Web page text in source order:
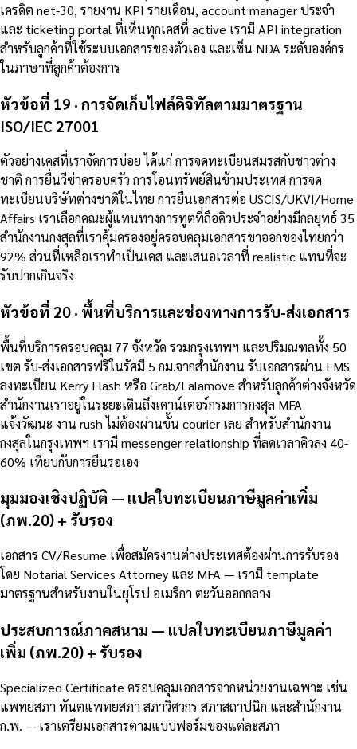
เครดิต net-30, รายงาน KPI รายเดือน, account manager ประจำ
และ ticketing portal ที่เห็นทุกเคสที่ active เรามี API integration
สำหรับลูกค้าที่ใช้ระบบเอกสารของตัวเอง และเซ็น NDA ระดับองค์กร
ในภาษาที่ลูกค้าต้องการ
หัวข้อที่ 19 · การจัดเก็บไฟล์ดิจิทัลตามมาตรฐาน
ISO/IEC 27001
ตัวอย่างเคสที่เราจัดการบ่อย ได้แก่ การจดทะเบียนสมรสกับชาวต่าง
ชาติ การยื่นวีซ่าครอบครัว การโอนทรัพย์สินข้ามประเทศ การจด
ทะเบียนบริษัทต่างชาติในไทย การยื่นเอกสารต่อ USCIS/UKVI/Home
Affairs เราเลือกคณะผู้แทนทางการทูตที่ถือคิวประจำอย่างมีกลยุทธ์ 35
สำนักงานกงสุลที่เราคุ้มครองอยู่ครอบคลุมเอกสารขาออกของไทยกว่า
92% ส่วนที่เหลือเราทำเป็นเคส และเสนอเวลาที่ realistic แทนที่จะ
รับปากเกินจริง
หัวข้อที่ 20 · พื้นที่บริการและช่องทางการรับ-ส่งเอกสาร
พื้นที่บริการครอบคลุม 77 จังหวัด รวมกรุงเทพฯ และปริมณฑลทั้ง 50
เขต รับ-ส่งเอกสารฟรีในรัศมี 5 กม.จากสำนักงาน รับเอกสารผ่าน EMS
ลงทะเบียน Kerry Flash หรือ Grab/Lalamove สำหรับลูกค้าต่างจังหวัด
สำนักงานเราอยู่ในระยะเดินถึงเคาน์เตอร์กรมการกงสุล MFA
แจ้งวัฒนะ งาน rush ไม่ต้องผ่านขั้น courier เลย สำหรับสำนักงาน
กงสุลในกรุงเทพฯ เรามี messenger relationship ที่ลดเวลาคิวลง 40-
60% เทียบกับการยืนรอเอง
มุมมองเชิงปฏิบัติ — แปลใบทะเบียนภาษีมูลค่าเพิ่ม
(ภพ.20) + รับรอง
เอกสาร CV/Resume เพื่อสมัครงานต่างประเทศต้องผ่านการรับรอง
โดย Notarial Services Attorney และ MFA — เรามี template
มาตรฐานสำหรับงานในยุโรป อเมริกา ตะวันออกกลาง
ประสบการณ์ภาคสนาม — แปลใบทะเบียนภาษีมูลค่า
เพิ่ม (ภพ.20) + รับรอง
Specialized Certificate ครอบคลุมเอกสารจากหน่วยงานเฉพาะ เช่น
แพทยสภา ทันตแพทยสภา สภาวิศวกร สภาสถาปนิก และสำนักงาน
ก.พ. — เราเตรียมเอกสารตามแบบฟอร์มของแต่ละสภา